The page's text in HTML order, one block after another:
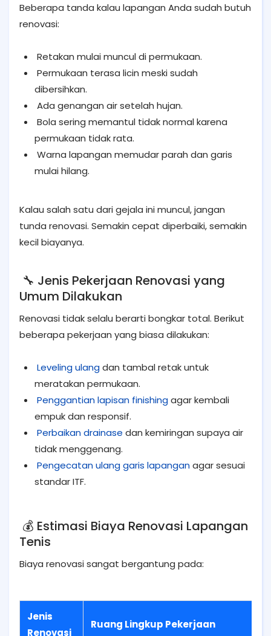
Beberapa tanda kalau lapangan Anda sudah butuh
renovasi:
Retakan mulai muncul di permukaan.
Permukaan terasa licin meski sudah
dibersihkan.
Ada genangan air setelah hujan.
Bola sering memantul tidak normal karena
permukaan tidak rata.
Warna lapangan memudar parah dan garis
mulai hilang.
Kalau salah satu dari gejala ini muncul, jangan
tunda renovasi. Semakin cepat diperbaiki, semakin
kecil biayanya.
🔧 Jenis Pekerjaan Renovasi yang
Umum Dilakukan
Renovasi tidak selalu berarti bongkar total. Berikut
beberapa pekerjaan yang biasa dilakukan:
Leveling ulangdan tambal retak untuk
meratakan permukaan.
Penggantian lapisan finishingagar kembali
empuk dan responsif.
Perbaikan drainase dan kemiringan supaya air
tidak menggenang.
Pengecatan ulang garis lapanganagar sesuai
standar ITF.
💰 Estimasi Biaya Renovasi Lapangan
Tenis
Biaya renovasi sangat bergantung pada:
Jenis
Renovasi
Ruang Lingkup Pekerjaan